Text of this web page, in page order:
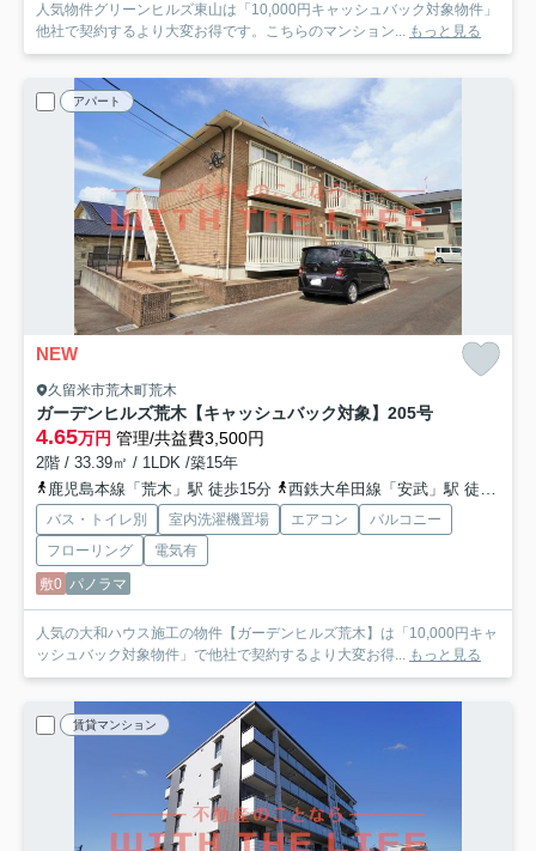
人気物件グリーンヒルズ東山は「10,000円キャッシュバック対象物件」
他社で契約するより大変お得です。こちらのマンション... もっと見る
アパート
NEW
久留米市荒木町荒木
ガーデンヒルズ荒木【キャッシュバック対象】 205号
4.65万円 管理/共益費3,500円
2階 / 33.39㎡ / 1LDK /築15年
鹿児島本線「荒木」駅 徒歩15分
西鉄大牟田線「安武」駅 徒歩40分
バス・トイレ別 室内洗濯機置場 エアコン
バルコニー
フローリング
電気有
敷0 パノラマ
人気の大和ハウス施工の物件【ガーデンヒルズ荒木】は「10,000円キャ
ッシュバック対象物件」で他社で契約するより大変お得... もっと見る
賃貸マンション